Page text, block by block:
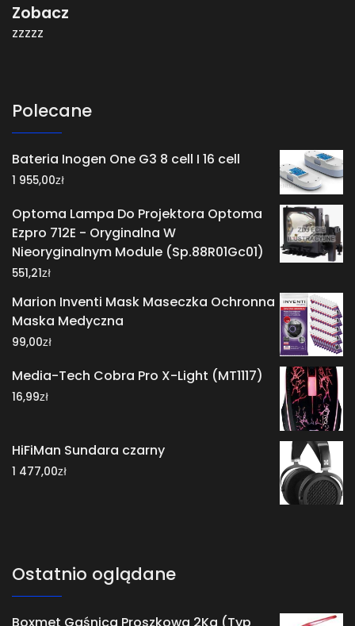
Zobacz
zzzzz
Polecane
Bateria Inogen One G3 8 cell I 16 cell
1 955,00zł
Optoma Lampa Do Projektora Optoma
Ezpro 712E - Oryginalna W
Nieoryginalnym Module (Sp.88R01Gc01)
551,21zł
Marion Inventi Mask Maseczka Ochronna
Maska Medyczna
99,00zł
Media-Tech Cobra Pro X-Light (MT1117)
16,99zł
HiFiMan Sundara czarny
1 477,00zł
Ostatnio oglądane
Boxmet Gaśnica Proszkowa 2Kg (Typ